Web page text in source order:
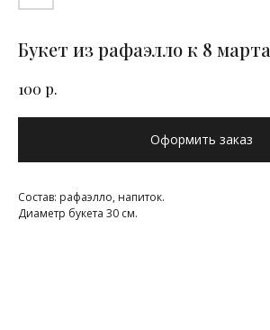
Букет из рафаэлло к 8 марта
100 р.
Оформить заказ
Состав: рафаэлло, напиток.
Диаметр букета 30 см.